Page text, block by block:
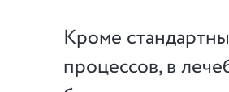
Кроме
процессов, в